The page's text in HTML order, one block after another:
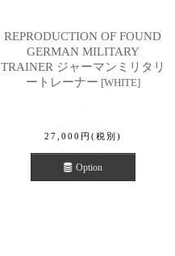
REPRODUCTION OF FOUND
GERMAN MILITARY
TRAINER ジャーマンミリタリ
ートレーナー [WHITE]
27,000 円 (税別)
Option